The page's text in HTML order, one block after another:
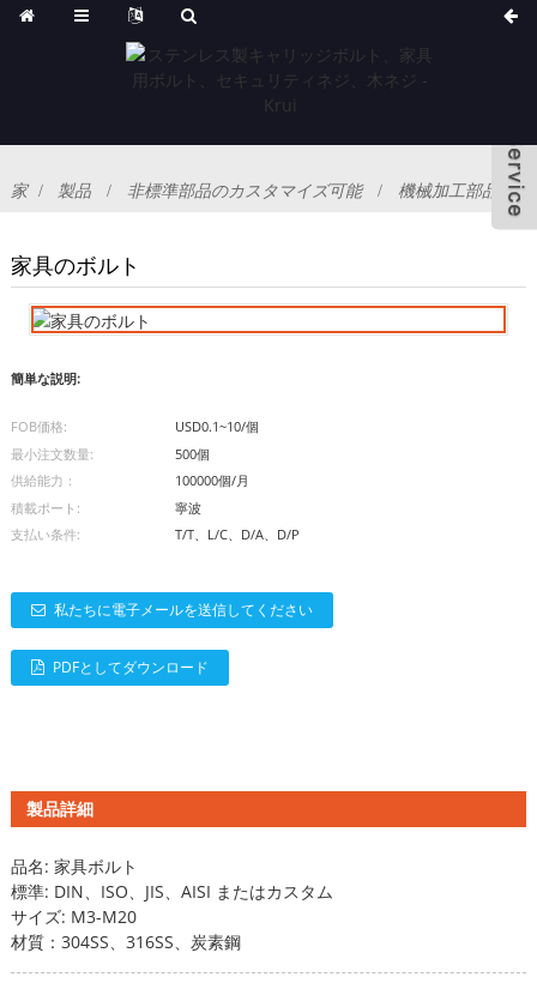
家 製品 非標準部品のカスタマイズ可能 機械加工部品
家具のボルト
簡単な説明:
FOB価格:
USD0.1~10/個
最小注文数量:
500個
供給能力：
100000個/月
積載ポート:
寧波
支払い条件:
T/T、L/C、D/A、D/P
私たちに電子メールを送信してください
PDFとしてダウンロード
製品詳細
品名: 家具ボルト
標準: DIN、ISO、JIS、AISI またはカスタム
サイズ: M3-M20
材質：304SS、316SS、炭素鋼